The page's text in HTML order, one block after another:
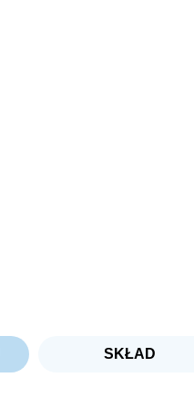
SKŁAD